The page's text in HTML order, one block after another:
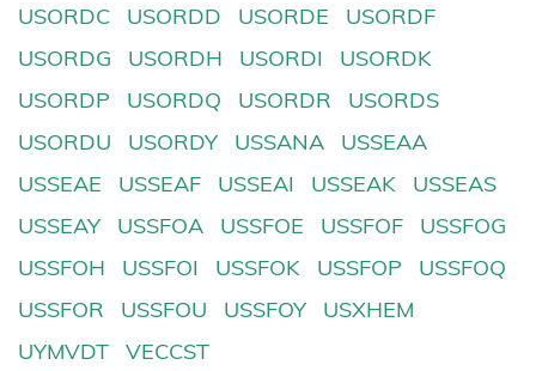
USORDC
USORDD USORDE
USORDF
USORDG
USORDH USORDI
USORDK
USORDP
USORDQ USORDR
USORDS
USORDU
USORDY USSANA
USSEAA
USSEAE
USSEAF USSEAI USSEAK
USSEAS
USSEAY
USSFOA USSFOE USSFOF
USSFOG
USSFOH
USSFOI USSFOK USSFOP
USSFOQ
USSFOR
USSFOU USSFOY
USXHEM
UYMVDT
VECCST